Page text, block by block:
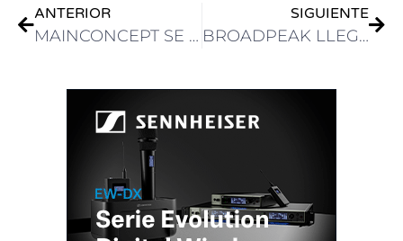
ANTERIOR
MAINCONCEPT SE ASOCIA CON VIDEODATA PARA APOYAR LA TRANSICIÓN DE BRASIL AL ESTÁNDAR SBTVD TV 3.0
SIGUIENTE
BROADPEAK LLEGA A SET EXPO 2024 CON SU PROPUESTA DE NUEVOS MODELOS DE MONETIZACIÓN